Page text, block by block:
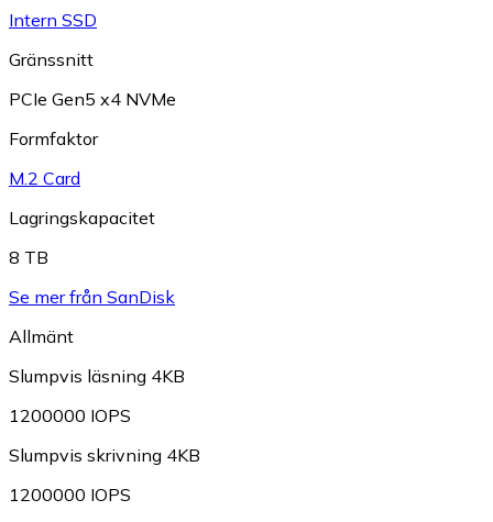
Intern SSD
Gränssnitt
PCIe Gen5 x4 NVMe
Formfaktor
M.2 Card
Lagringskapacitet
8 TB
Se mer från SanDisk
Allmänt
Slumpvis läsning 4KB
1200000 IOPS
Slumpvis skrivning 4KB
1200000 IOPS